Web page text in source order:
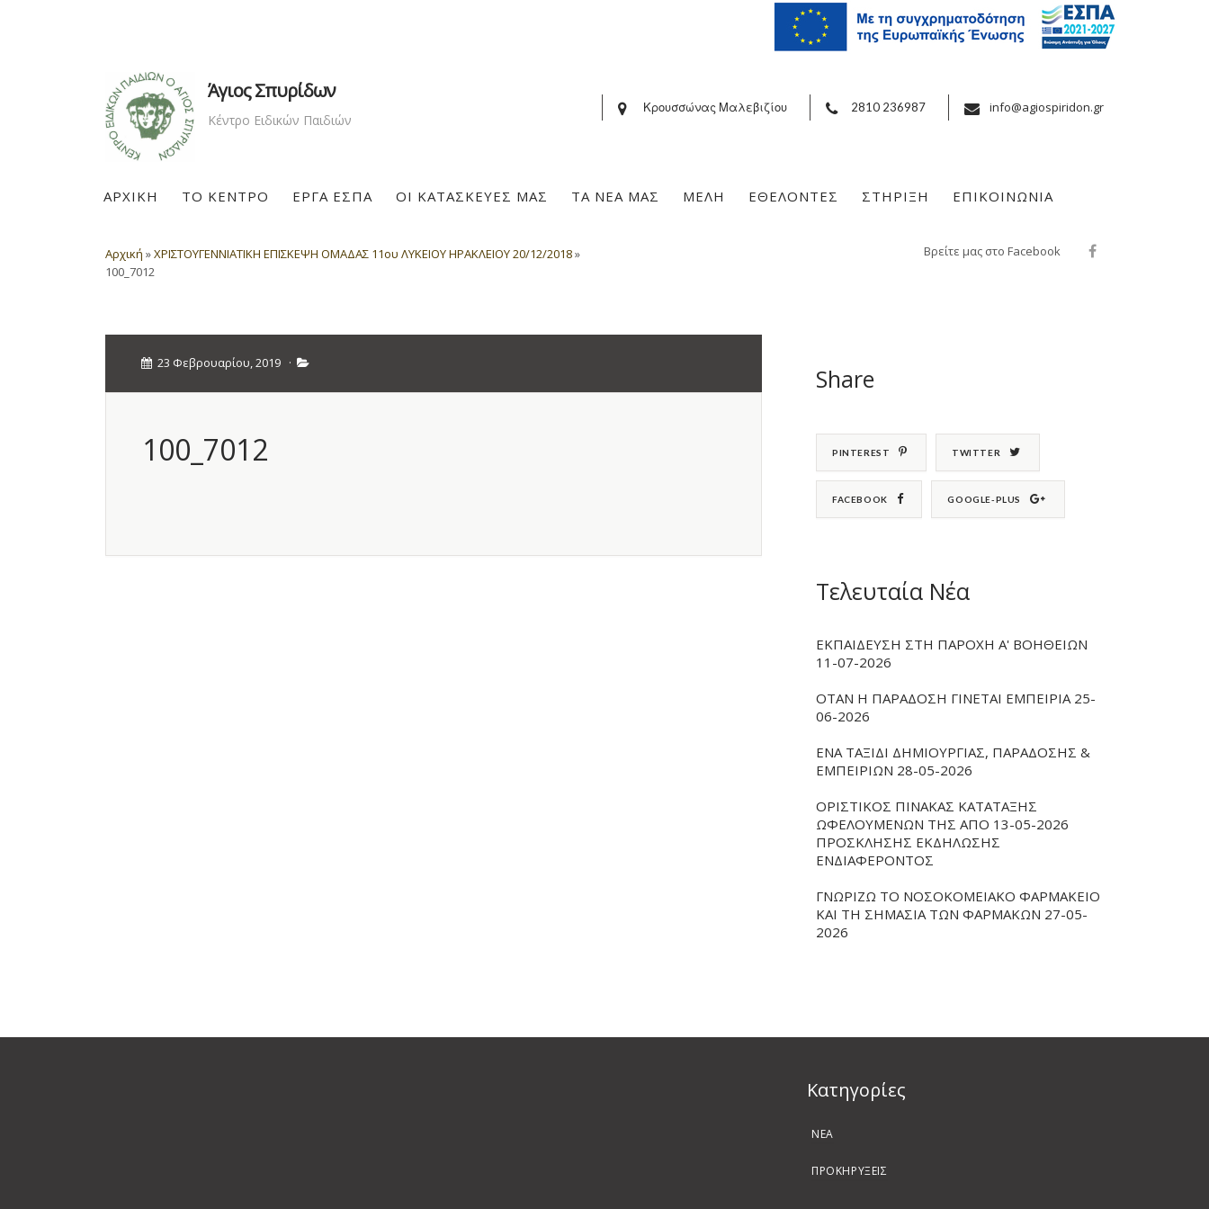
Άγιος Σπυρίδων
Κέντρο Ειδικών Παιδιών
Κρουσσώνας Μαλεβιζίου 2810 236987 info@agiospiridon.gr
ΑΡΧΙΚΗ ΤΟ ΚΕΝΤΡΟ ΕΡΓΑ ΕΣΠΑ ΟΙ ΚΑΤΑΣΚΕΥΕΣ ΜΑΣ ΤΑ ΝΕΑ ΜΑΣ ΜΕΛΗ ΕΘΕΛΟΝΤΕΣ ΣΤΗΡΙΞΗ ΕΠΙΚΟΙΝΩΝΙΑ
Αρχική »ΧΡΙΣΤΟΥΓΕΝΝΙΑΤΙΚΗ ΕΠΙΣΚΕΨΗ ΟΜΑΔΑΣ 11ου ΛΥΚΕΙΟΥ ΗΡΑΚΛΕΙΟΥ 20/12/2018»
100_7012
Βρείτε μας στο Facebook
23 Φεβρουαρίου, 2019 ·
100_7012
Share
PINTEREST TWITTER
FACEBOOK GOOGLE-PLUS
Τελευταία Νέα
ΕΚΠΑΙΔΕΥΣΗ ΣΤΗ ΠΑΡΟΧΗ Α' ΒΟΗΘΕΙΩΝ
11-07-2026
ΟΤΑΝ Η ΠΑΡΑΔΟΣΗ ΓΙΝΕΤΑΙ ΕΜΠΕΙΡΙΑ 25-
06-2026
ΕΝΑ ΤΑΞΙΔΙ ΔΗΜΙΟΥΡΓΙΑΣ, ΠΑΡΑΔΟΣΗΣ &
ΕΜΠΕΙΡΙΩΝ 28-05-2026
ΟΡΙΣΤΙΚΟΣ ΠΙΝΑΚΑΣ ΚΑΤΑΤΑΞΗΣ
ΩΦΕΛΟΥΜΕΝΩΝ ΤΗΣ ΑΠΟ 13-05-2026
ΠΡΟΣΚΛΗΣΗΣ ΕΚΔΗΛΩΣΗΣ
ΕΝΔΙΑΦΕΡΟΝΤΟΣ
ΓΝΩΡΙΖΩ ΤΟ ΝΟΣΟΚΟΜΕΙΑΚΟ ΦΑΡΜΑΚΕΙΟ
ΚΑΙ ΤΗ ΣΗΜΑΣΙΑ ΤΩΝ ΦΑΡΜΑΚΩΝ 27-05-
2026
Kατηγορίες
ΝΕΑ
ΠΡΟΚΗΡΥΞΕΙΣ